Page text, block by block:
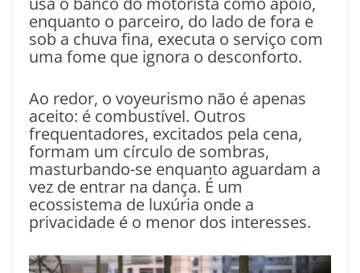
enquanto o parceiro, do lado de fora e
sob a chuva fina, executa o serviço com
uma fome que ignora o desconforto.
Ao redor, o voyeurismo não é apenas
aceito: é combustível. Outros
frequentadores, excitados pela cena,
formam um círculo de sombras,
masturbando-se enquanto aguardam a
vez de entrar na dança. É um
ecossistema de luxúria onde a
privacidade é o menor dos interesses.